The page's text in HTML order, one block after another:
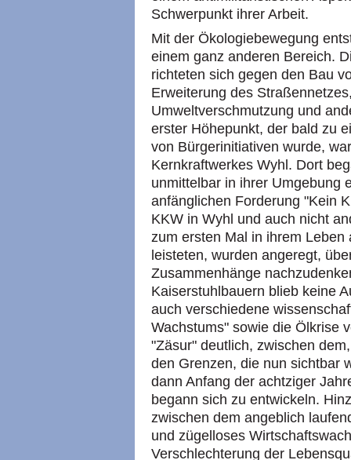
Schwerpunkt ihrer Arbeit.
Mit der Ökologiebewegung
einem ganz anderen Bereich.
richteten sich gegen den Bau
Erweiterung des
Umweltverschmutzung und
erster Höhepunkt, der bald zu
von Bürgerinitiativen wurde,
Kernkraftwerkes Wyhl. Dort
unmittelbar in ihrer Umgebung
anfänglichen Forderung "Kein
KKW in Wyhl und auch nicht
zum ersten Mal in ihrem
leisteten, wurden angeregt,
Zusammenhänge
Kaiserstuhlbauern blieb keine
auch verschiedene
Wachstums" sowie die Ölkrise
"Zäsur" deutlich, zwischen
den Grenzen, die nun sichtbar
dann Anfang der achtziger
begann sich zu entwickeln.
zwischen dem angeblich
und zügelloses
Verschlechterung der